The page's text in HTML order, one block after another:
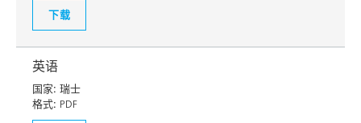
下载
英语
国家: 瑞士
格式: PDF